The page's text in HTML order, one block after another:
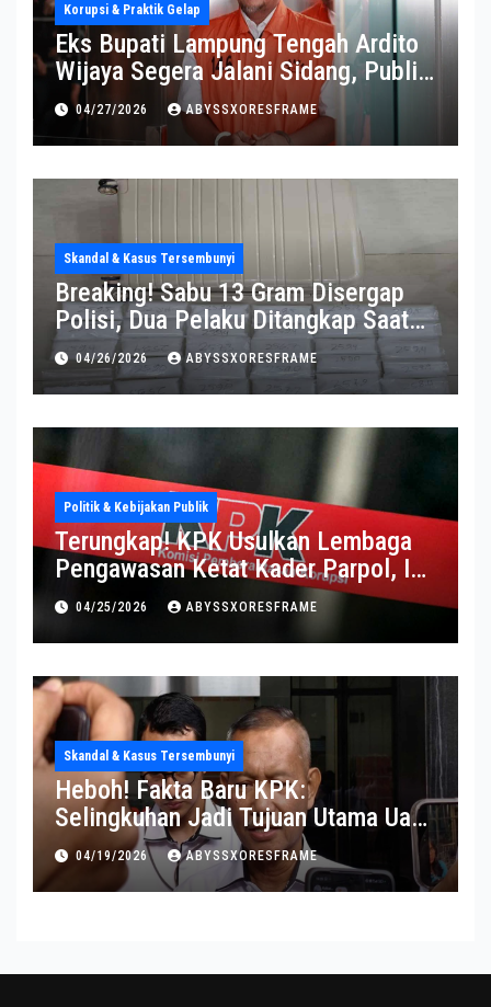
Korupsi & Praktik Gelap
Eks Bupati Lampung Tengah Ardito
Wijaya Segera Jalani Sidang, Publik
Soroti Perkembangannya
04/27/2026 ABYSSXORESFRAME
Skandal & Kasus Tersembunyi
Breaking! Sabu 13 Gram Disergap
Polisi, Dua Pelaku Ditangkap Saat
Operasi Berlangsung Di Tempat
04/26/2026 ABYSSXORESFRAME
Politik & Kebijakan Publik
Terungkap! KPK Usulkan Lembaga
Pengawasan Ketat Kader Parpol, Ini
Alasannya
04/25/2026 ABYSSXORESFRAME
Skandal & Kasus Tersembunyi
Heboh! Fakta Baru KPK:
Selingkuhan Jadi Tujuan Utama Uang
Korupsi
04/19/2026 ABYSSXORESFRAME